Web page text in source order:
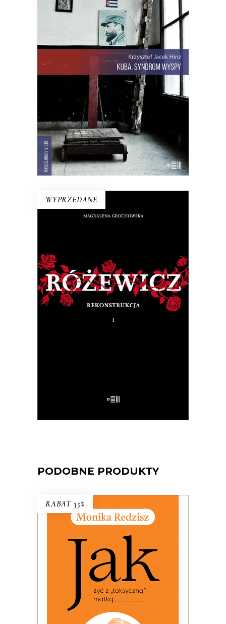
E-BOOK DO KOSZYKA
KUBA. SYNDROM WYSPY
Rewolucja i dysydenci, Kubanki
walczące o podpaski i Kubańczycy,
którzy obrażają rewolucję szortami i
sandałami. Jest tu dawna świetność
Hawany, są prosięta hodowane w
wannach i jest krowa – bohaterka
rewolucji.
44.00 zł 22.00zł
WYPRZEDANE
E-BOOK DO KOSZYKA
RÓŻEWICZ. REKONSTRUKCJA
(tom 1)
Na pytanie: „Kim jesteś?”, Tadeusz
Różewicz odpowiedział przed laty: „Kto
mnie uważnie czyta, ten wie”.
PODOBNE PRODUKTY
RABAT 35%
JAK ŻYĆ Z „TOKSYCZNĄ”
MATKĄ
PREMIERA: 24 listopada 2025
49.99zł 32.49